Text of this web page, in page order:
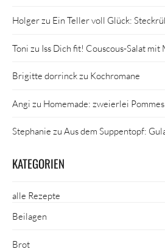
Holgerzu Ein Teller voll Glück:
Toni zu Iss Dich fit! Couscous-Salat mit
Brigitte dorrinckzu Kochromane
Angi zu Homemade: zweierlei
Stephanie zu Aus dem Suppentopf:
KATEGORIEN
alle Rezepte
Beilagen
Brot